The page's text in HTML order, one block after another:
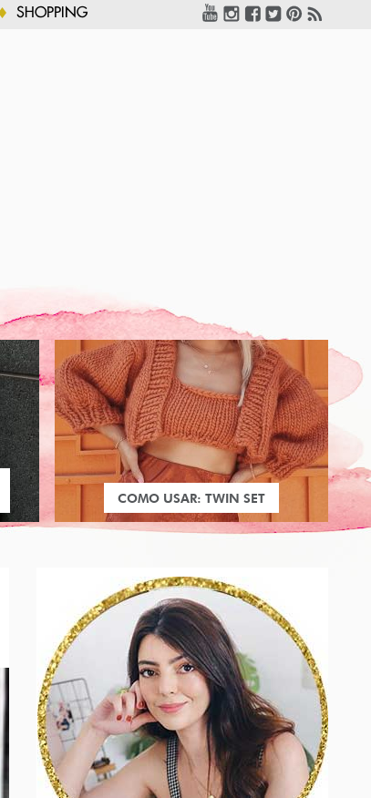
SHOPPING
COMO USAR: TWIN SET